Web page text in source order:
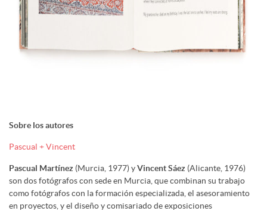
Sobre los autores
Pascual + Vincent
Pascual Martínez (Murcia, 1977) yVincent Sáez (Alicante, 1976)
son dos fotógrafos con sede en Murcia, que combinan su trabajo
como fotógrafos con la formación especializada, el asesoramiento
en proyectos, y el diseño y comisariado de exposiciones